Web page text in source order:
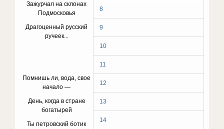
8
9
10
11
12
13
14
Зажурчал на склонах
Подмосковья
Драгоценный русский
ручеек...
Помнишь ли, вода, свое
начало —
День, когда в стране
богатырей
Ты петровский ботик